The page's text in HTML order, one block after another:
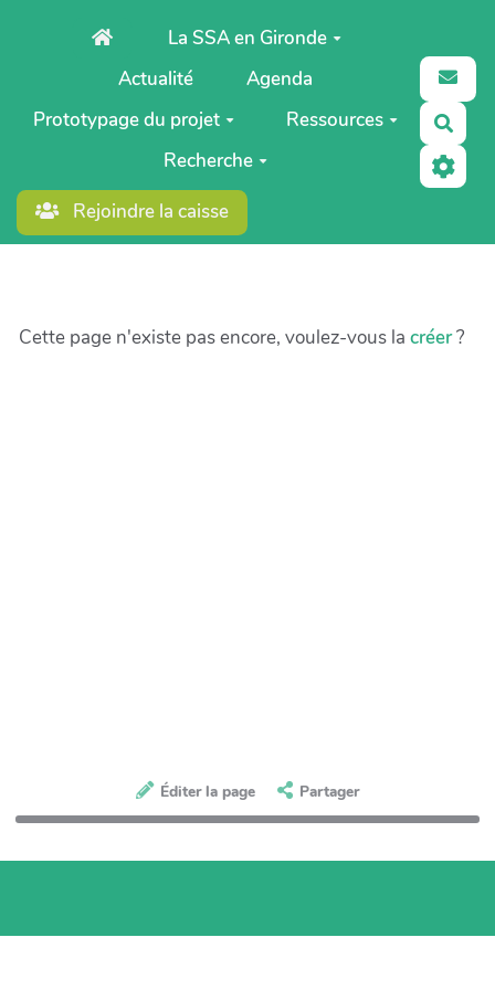
Aller au contenu principalLa SSA en Gironde
Actualité
Agenda
Prototypage du projet
Ressources
Recherche
Rejoindre la caisse
Cette page n'existe pas encore, voulez-vous la créer?
Éditer la page Partager